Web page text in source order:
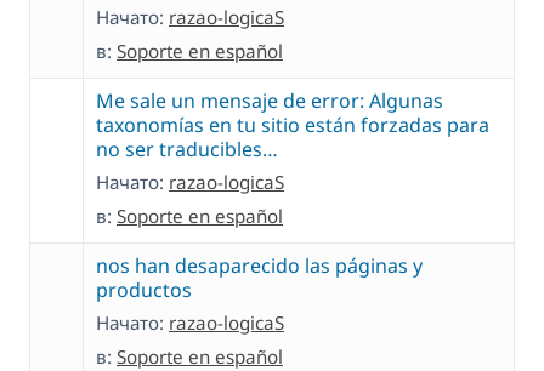
Начато: razao-logicaS
в: Soporte en español
Me sale un mensaje de error: Algunas
taxonomías en tu sitio están forzadas para
no ser traducibles…
Начато: razao-logicaS
в: Soporte en español
nos han desaparecido las páginas y
productos
Начато: razao-logicaS
в: Soporte en español